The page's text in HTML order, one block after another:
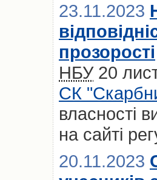
23.11.2023
прозорості
НБУ20
СК
власності
на сайті
20.11.2023